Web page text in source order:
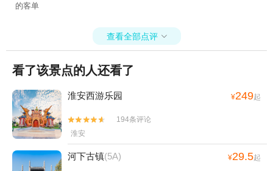
的客单
查看全部点评 
看了该景点的人还看了
淮安西游乐园 ¥249起


194条评论
淮安
河下古镇(5A) ¥29.5起